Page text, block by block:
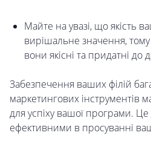
Майте на увазі, що якість
вирішальне значення,
вони якісні та придатні до
Забезпечення ваших філій
маркетингових інструментів
для успіху вашої програми.
ефективними в просуванні